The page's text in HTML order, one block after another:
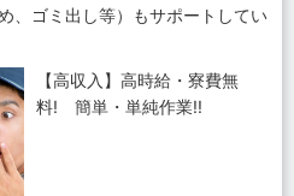
、ゴミ出し等）もサポートしてい
【高収入】高時給・寮費無
料! 簡単・単純作業!!